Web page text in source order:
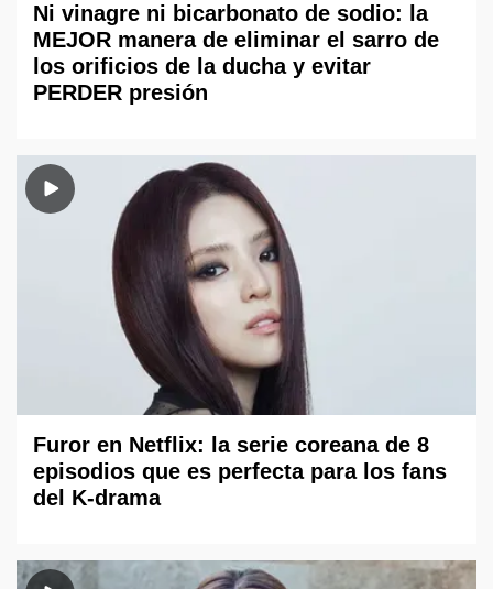
Ni vinagre ni bicarbonato de sodio: la
MEJOR manera de eliminar el sarro de
los orificios de la ducha y evitar
PERDER presión
Furor en Netflix: la serie coreana de 8
episodios que es perfecta para los fans
del K-drama